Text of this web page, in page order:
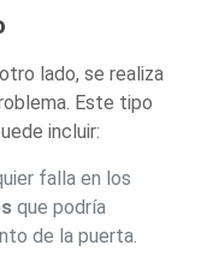
lado, se realiza
Este tipo
incluir:
falla en los
que podría
de la puerta.